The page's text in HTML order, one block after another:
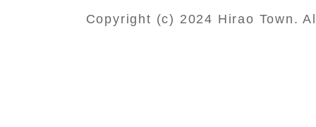
Copyright (c) 2024 Hirao Town.